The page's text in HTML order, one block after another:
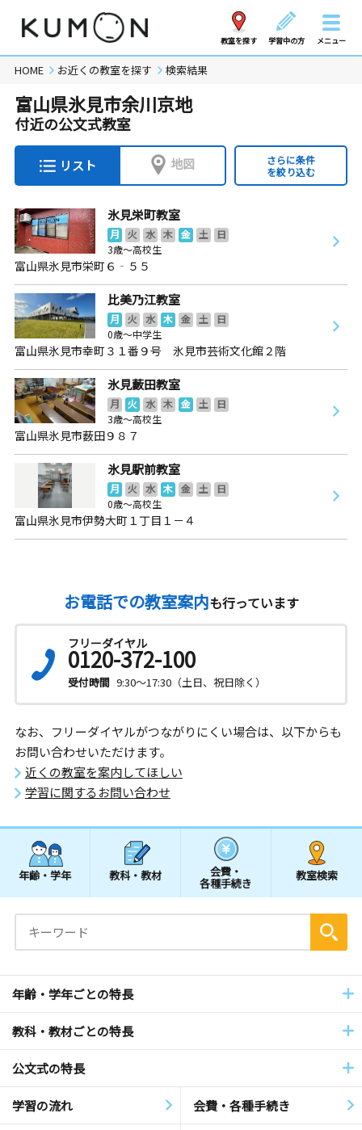
教室を探す 学習中の方 メニュー
HOME お近くの教室を探す 検索結果
富山県氷見市余川京地
付近の公文式教室
リスト 地図
さらに条件
を絞り込む
氷見栄町教室
月 火 水 木 金 土
日
3歳～高校生
富山県氷見市栄町６‐５５
比美乃江教室
月 火 水 木 金 土
日
0歳～中学生
富山県氷見市幸町３１番９号 氷見市芸術文化館２階
氷見藪田教室
月 火 水 木 金 土
日
3歳～高校生
富山県氷見市薮田９８７
氷見駅前教室
月 火 水 木 金 土
日
0歳～高校生
富山県氷見市伊勢大町１丁目１－４
お電話での教室案内も行っています
フリーダイヤル
0120-372-100
受付時間 9:30～17:30（土日、祝日除く）
なお、フリーダイヤルがつながりにくい場合は、以下からも
お問い合わせいただけます。
近くの教室を案内してほしい
学習に関するお問い合わせ
年齢・学年 教科・教材 会費・
各種手続き
教室検索
年齢・学年ごとの特長
教科・教材ごとの特長
公文式の特長
学習の流れ 会費・各種手続き